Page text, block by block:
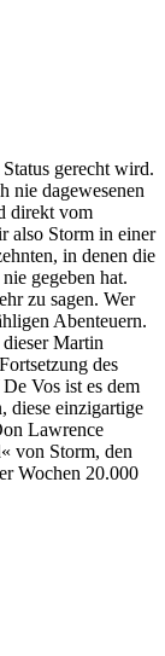
gerecht wird.
nie dagewesenen
direkt vom
also Storm in einer
in denen die
gegeben hat.
zu sagen. Wer
Abenteuern.
Martin
des
Vos ist es dem
diese einzigartige
Lawrence
von Storm, den
Wochen 20.000